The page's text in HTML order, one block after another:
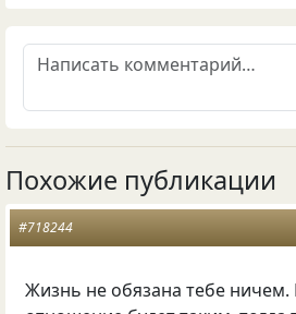
Похожие публикации
#718244
Жизнь не обязана тебе ничем.